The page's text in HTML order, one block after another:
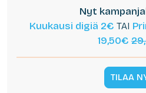
Nyt
Kuukausi digiä 2€ TAI
19,50€
TILAA